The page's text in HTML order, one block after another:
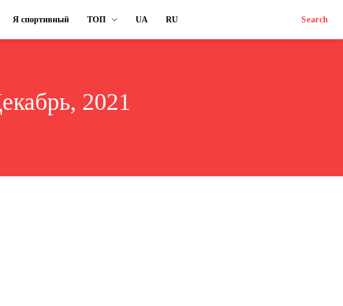
Я спортивный ТОП UA RU Search
2021